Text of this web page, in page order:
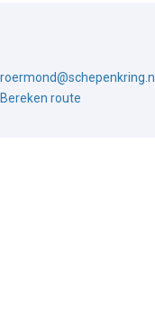
roermond@schepenkring.nl
Bereken route